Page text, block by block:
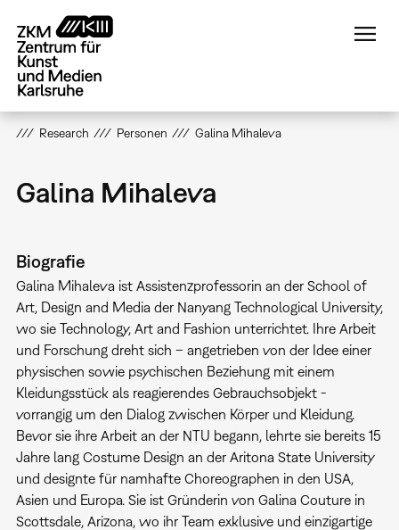
zum
Inhalt
Research Personen Galina Mihaleva
Galina Mihaleva
Biografie
Galina Mihaleva ist Assistenzprofessorin an der School of
Art, Design and Media der Nanyang Technological University,
wo sie Technology, Art and Fashion unterrichtet. Ihre Arbeit
und Forschung dreht sich – angetrieben von der Idee einer
physischen sowie psychischen Beziehung mit einem
Kleidungsstück als reagierendes Gebrauchsobjekt -
vorrangig um den Dialog zwischen Körper und Kleidung.
Bevor sie ihre Arbeit an der NTU begann, lehrte sie bereits 15
Jahre lang Costume Design an der Aritona State University
und designte für namhafte Choreographen in den USA,
Asien und Europa. Sie ist Gründerin von Galina Couture in
Scottsdale, Arizona, wo ihr Team exklusive und einzigartige